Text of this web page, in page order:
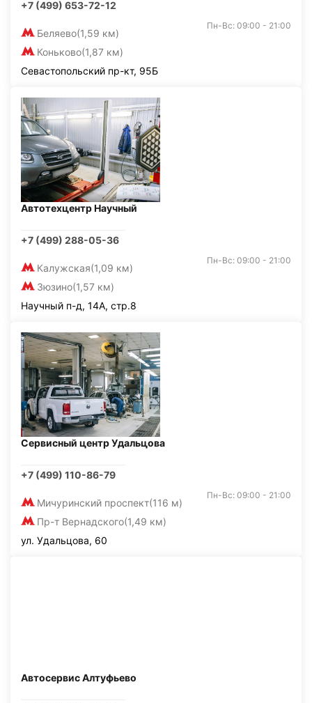
+7 (499) 653-72-12
Беляево(1,59 км)
Коньково(1,87 км)
Пн-Вс: 09:00 - 21:00
Севастопольский пр-кт, 95Б
Автотехцентр Научный
+7 (499) 288-05-36
Калужская(1,09 км)
Зюзино(1,57 км)
Пн-Вс: 09:00 - 21:00
Научный п-д, 14А, стр.8
Сервисный центр Удальцова
+7 (499) 110-86-79
Мичуринский проспект(116 м)
Пр-т Вернадского(1,49 км)
Пн-Вс: 09:00 - 21:00
ул. Удальцова, 60
Автосервис Алтуфьево